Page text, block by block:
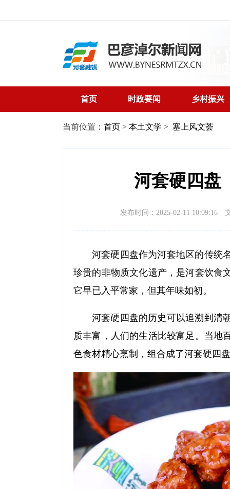
首页 时政要闻 乡村振兴
当前位置： 首页 > 本土文学 > 塞上风文荟
河套硬四
发布时间：2025-02-11 10:09:16
河套硬四盘作为河套地区的传统
珍贵的非物质文化遗产，是河套饮食
它早已入平常家，但其年味如初。
河套硬四盘的历史可以追溯到清
质丰富，人们的生活比较富足。当地
色食材精心烹制，组合成了河套硬四